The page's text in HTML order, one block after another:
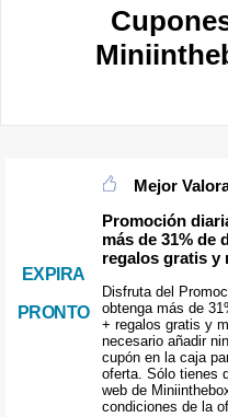
EXPIRA
PRONTO
Mejor
Promoción
más de 31% de
regalos gratis y
Disfruta del
obtenga más de
+ regalos gratis y
necesario añadir
cupón en la caja
oferta. Sólo tienes
web de
condiciones de la